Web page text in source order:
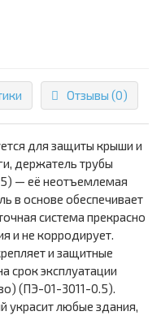
Отзывы (0)
для защиты крыши и
держатель трубы
— её неотъемлемая
в основе обеспечивает
система прекрасно
и не корродирует.
и защитные
срок эксплуатации
(ПЭ-01-3011-0.5).
украсит любые здания,